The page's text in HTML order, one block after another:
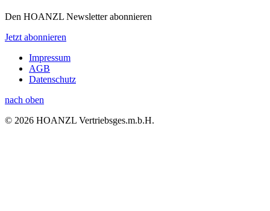
Den HOANZL Newsletter abonnieren
Jetzt abonnieren
Impressum
AGB
Datenschutz
nach oben
© 2026 HOANZL Vertriebsges.m.b.H.